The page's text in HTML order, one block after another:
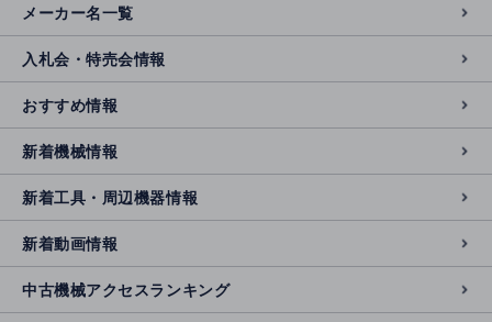
メーカー名一覧
入札会・特売会情報
おすすめ情報
新着機械情報
新着工具・周辺機器情報
新着動画情報
中古機械アクセスランキング